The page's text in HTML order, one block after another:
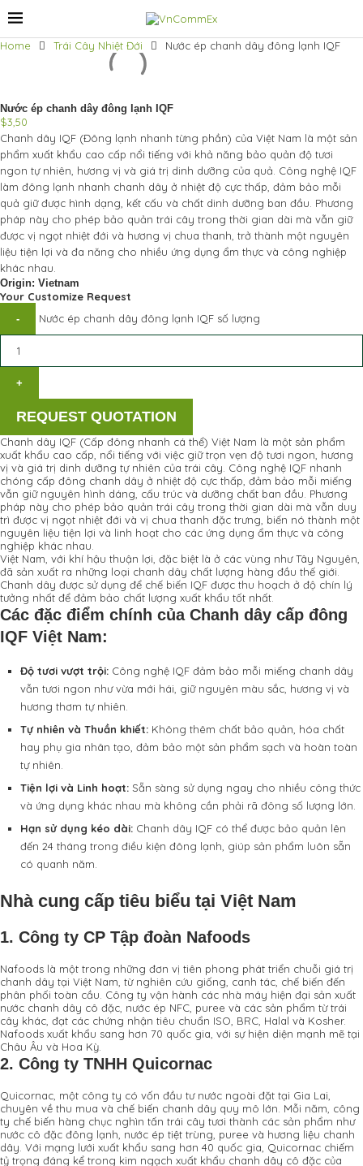
Home Trái Cây Nhiệt Đới Nước ép chanh dây đông lạnh IQF
Nước ép chanh dây đông lạnh IQF
$3,50
Chanh dây IQF (Đông lạnh nhanh từng phần) của Việt Nam là một sản
phẩm xuất khẩu cao cấp nổi tiếng với khả năng bảo quản độ tươi
ngon tự nhiên, hương vị và giá trị dinh dưỡng của quả. Công nghệ IQF
làm đông lạnh nhanh chanh dây ở nhiệt độ cực thấp, đảm bảo mỗi
quả giữ được hình dạng, kết cấu và chất dinh dưỡng ban đầu. Phương
pháp này cho phép bảo quản trái cây trong thời gian dài mà vẫn giữ
được vị ngọt nhiệt đới và hương vị chua thanh, trở thành một nguyên
liệu tiện lợi và đa năng cho nhiều ứng dụng ẩm thực và công nghiệp
khác nhau.
Origin: Vietnam
Your Customize Request
Nước ép chanh dây đông lạnh IQF số lượng
REQUEST QUOTATION
Chanh dây IQF (Cấp đông nhanh cá thể) Việt Nam là một sản phẩm
xuất khẩu cao cấp, nổi tiếng với việc giữ trọn vẹn độ tươi ngon, hương
vị và giá trị dinh dưỡng tự nhiên của trái cây. Công nghệ IQF nhanh
chóng cấp đông chanh dây ở nhiệt độ cực thấp, đảm bảo mỗi miếng
vẫn giữ nguyên hình dáng, cấu trúc và dưỡng chất ban đầu. Phương
pháp này cho phép bảo quản trái cây trong thời gian dài mà vẫn duy
trì được vị ngọt nhiệt đới và vị chua thanh đặc trưng, biến nó thành một
nguyên liệu tiện lợi và linh hoạt cho các ứng dụng ẩm thực và công
nghiệp khác nhau.
Việt Nam, với khí hậu thuận lợi, đặc biệt là ở các vùng như Tây Nguyên,
đã sản xuất ra những loại chanh dây chất lượng hàng đầu thế giới.
Chanh dây được sử dụng để chế biến IQF được thu hoạch ở độ chín lý
tưởng nhất để đảm bảo chất lượng xuất khẩu tốt nhất.
Các đặc điểm chính của Chanh dây cấp đông
IQF Việt Nam:
Độ tươi vượt trội: Công nghệ IQF đảm bảo mỗi miếng chanh dây
vẫn tươi ngon như vừa mới hái, giữ nguyên màu sắc, hương vị và
hương thơm tự nhiên.
Tự nhiên và Thuần khiết: Không thêm chất bảo quản, hóa chất
hay phụ gia nhân tạo, đảm bảo một sản phẩm sạch và hoàn toàn
tự nhiên.
Tiện lợi và Linh hoạt: Sẵn sàng sử dụng ngay cho nhiều công thức
và ứng dụng khác nhau mà không cần phải rã đông số lượng lớn.
Hạn sử dụng kéo dài: Chanh dây IQF có thể được bảo quản lên
đến 24 tháng trong điều kiện đông lạnh, giúp sản phẩm luôn sẵn
có quanh năm.
Nhà cung cấp tiêu biểu tại Việt Nam
1. Công ty CP Tập đoàn Nafoods
Nafoods là một trong những đơn vị tiên phong phát triển chuỗi giá trị
chanh dây tại Việt Nam, từ nghiên cứu giống, canh tác, chế biến đến
phân phối toàn cầu. Công ty vận hành các nhà máy hiện đại sản xuất
nước chanh dây cô đặc, nước ép NFC, puree và các sản phẩm từ trái
cây khác, đạt các chứng nhận tiêu chuẩn ISO, BRC, Halal và Kosher.
Nafoods xuất khẩu sang hơn 70 quốc gia, với sự hiện diện mạnh mẽ tại
Châu Âu và Hoa Kỳ.
2. Công ty TNHH Quicornac
Quicornac, một công ty có vốn đầu tư nước ngoài đặt tại Gia Lai,
chuyên về thu mua và chế biến chanh dây quy mô lớn. Mỗi năm, công
ty chế biến hàng chục nghìn tấn trái cây tươi thành các sản phẩm như
nước cô đặc đông lạnh, nước ép tiệt trùng, puree và hương liệu chanh
dây. Với mạng lưới xuất khẩu sang hơn 40 quốc gia, Quicornac chiếm
tỷ trọng đáng kể trong kim ngạch xuất khẩu chanh dây cô đặc của